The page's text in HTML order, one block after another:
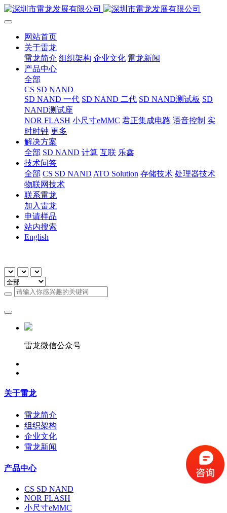
网站首页
关于雷龙
雷龙简介 组织架构 企业文化 雷龙新闻
产品中心
全部
CS SD NAND
SD NAND 一代 SD NAND 二代 SD NAND测试板 SD
NAND测试座
NOR FLASH 小尺寸eMMC 君正集成电路 语音控制 实
时时钟 更多
解决方案
全部 SD NAND 计算 互联 乐鑫
技术问答
全部 CS SD NAND ATO Solution 存储技术 处理器技术
物联网技术
联系雷龙
加入雷龙
申请样品
站内搜索
English
雷龙微信公众号
关于雷龙
雷龙简介
组织架构
企业文化
雷龙新闻
产品中心
CS SD NAND
NOR FLASH
小尺寸eMMC